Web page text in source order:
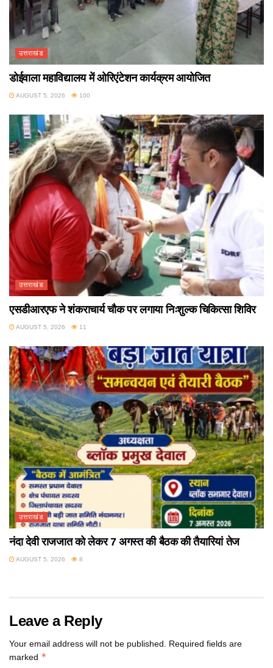
उत्तराखंड
डोईवाला महाविद्यालय में ओरिएंटेशन कार्यक्रम आयोजित
AUGUST 5, 2026 100
उत्तराखंड
एसडीआरएफ ने शंकराचार्य चौक पर लगाया निःशुल्क चिकित्सा शिविर
AUGUST 5, 2026 11
उत्तराखंड
नंदा देवी राजजात को लेकर 7 अगस्त की बैठक की तैयारियां तेज
AUGUST 5, 2026 8
Leave a Reply
Your email address will not be published. Required fields are
marked *